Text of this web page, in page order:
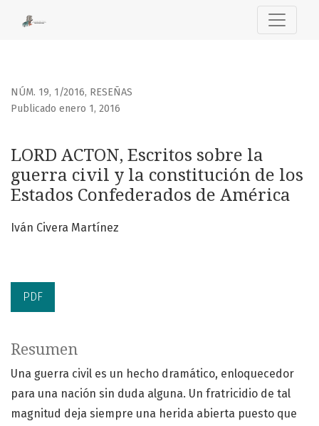
LORD ACTON, Escritos sobre la guerra civil y la
NÚM. 19, 1/2016, RESEÑAS
LORD ACTON, Escritos sobre la
guerra civil y la constitución de los
Estados Confederados de América
Publicado enero 1, 2016
Iván Civera Martínez
PDF
Resumen
Una guerra civil es un hecho dramático, enloquecedor
para una nación sin duda alguna. Un fratricidio de tal
magnitud deja siempre una herida abierta puesto que